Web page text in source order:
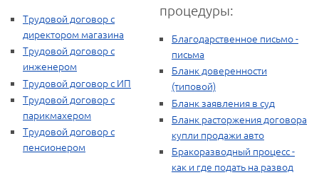
Трудовой договор с
директором магазина
Трудовой договор с
инженером
Трудовой договор с ИП
Трудовой договор с
парикмахером
Трудовой договор с
пенсионером
процедуры:
Благодарственное письмо -
письма
Бланк доверенности
(типовой)
Бланк заявления в суд
Бланк расторжения договора
купли продажи авто
Бракоразводный процесс -
как и где подать на развод